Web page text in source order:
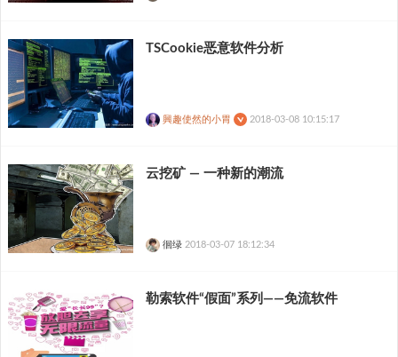
TSCookie恶意软件分析
興趣使然的小胃 2018-03-08 10:15:17
云挖矿 — 一种新的潮流
徊绿 2018-03-07 18:12:34
勒索软件“假面”系列——免流软件